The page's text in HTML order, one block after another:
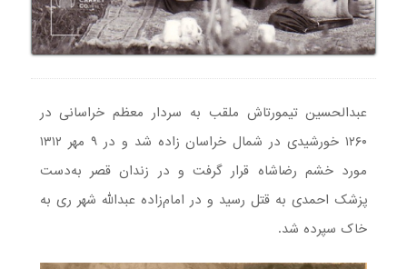
عبدالحسین تیمورتاش ملقب به سردار معظم خراسانی در
۱۲۶۰ خورشیدی در شمال خراسان زاده شد و در ۹ مهر ۱۳۱۲
مورد خشم رضاشاه قرار گرفت و در زندان قصر به‌دست
پزشک احمدی به قتل رسید و در امام‌زاده عبدالله شهر ری به
خاک سپرده شد.